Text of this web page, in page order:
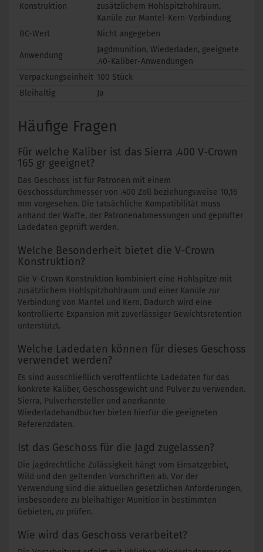
Konstruktion
zusätzlichem Hohlspitzhohlraum,
Kanüle zur Mantel-Kern-Verbindung
BC-Wert
Nicht angegeben
Anwendung
Jagdmunition, Wiederladen, geeignete
.40-Kaliber-Anwendungen
Verpackungseinheit 100 Stück
Bleihaltig
Ja
Häufige Fragen
Für welche Kaliber ist das Sierra .400 V-Crown
165 gr geeignet?
Das Geschoss ist für Patronen mit einem
Geschossdurchmesser von .400 Zoll beziehungsweise 10,16
mm vorgesehen. Die tatsächliche Kompatibilität muss
anhand der Waffe, der Patronenabmessungen und geprüfter
Ladedaten geprüft werden.
Welche Besonderheit bietet die V-Crown
Konstruktion?
Die V-Crown Konstruktion kombiniert eine Hohlspitze mit
zusätzlichem Hohlspitzhohlraum und einer Kanüle zur
Verbindung von Mantel und Kern. Dadurch wird eine
kontrollierte Expansion mit zuverlässiger Gewichtsretention
unterstützt.
Welche Ladedaten können für dieses Geschoss
verwendet werden?
Es sind ausschließlich veröffentlichte Ladedaten für das
konkrete Kaliber, Geschossgewicht und Pulver zu verwenden.
Sierra, Pulverhersteller und anerkannte
Wiederladehandbücher bieten hierfür die geeigneten
Referenzdaten.
Ist das Geschoss für die Jagd zugelassen?
Die jagdrechtliche Zulässigkeit hängt vom Einsatzgebiet,
Wild und den geltenden Vorschriften ab. Vor der
Verwendung sind die aktuellen gesetzlichen Anforderungen,
insbesondere zu bleihaltiger Munition in bestimmten
Gebieten, zu prüfen.
Wie wird das Geschoss verarbeitet?